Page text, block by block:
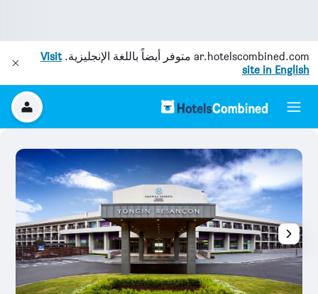
ar.hotelscombined.com متوفر أيضاً باللغة الإنجليزية.Visit
site in English